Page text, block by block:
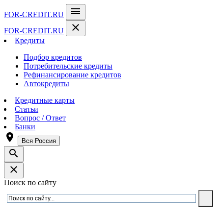
FOR-CREDIT.RU menu
FOR-CREDIT.RU close
Кредиты
Подбор кредитов
Потребительские кредиты
Рефинансирование кредитов
Автокредиты
Кредитные карты
Статьи
Вопрос / Ответ
Банки
room Вся Россия
search
close
Поиск по сайту